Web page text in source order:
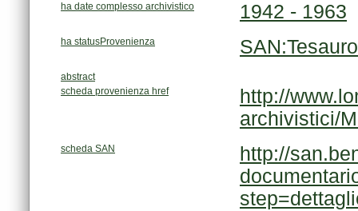
ha date complesso archivistico 1942 - 1963
ha statusProvenienza
abstract
scheda provenienza href
archivistici/
scheda SAN